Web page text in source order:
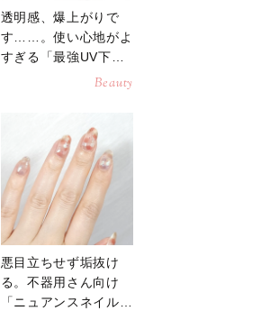
透明感、爆上がりで
す……。使い心地がよ
すぎる「最強UV下
Beauty
悪目立ちせず垢抜け
る。不器用さん向け
「ニュアンスネイル」